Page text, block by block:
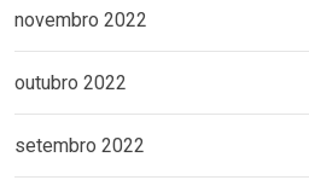
novembro 2022
outubro 2022
setembro 2022